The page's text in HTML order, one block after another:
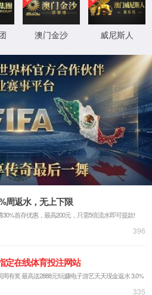
书记戴旭强赴1862金沙集团开展新春慰问
，粥暖人心 | 1862金沙集团开展腊八节送
常委、柳市镇党委书记陈鹏一行莅临1862
和机电商会领导一行莅临1862金沙集团参
信厅领导一行莅临1862金沙集团调研数字
证书
认证证书
元器件类CQC证书
服务与支持
投诉与建议